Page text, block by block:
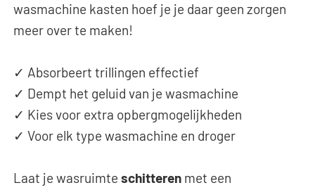
wasmachine kasten hoef je je daar geen zorgen
meer over te maken!
✓ Absorbeert trillingen effectief
✓ Dempt het geluid van je wasmachine
✓ Kies voor extra opbergmogelijkheden
✓ Voor elk type wasmachine en droger
Laat je wasruimteschitteren met een